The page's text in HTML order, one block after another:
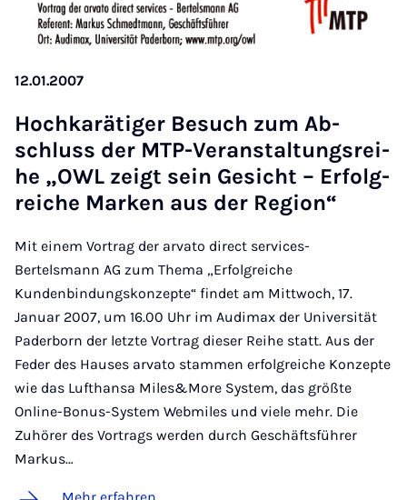
12.01.2007
Hoch­ka­rä­ti­ger Be­such zum Ab­
schluss der MTP-Ver­an­stal­tungs­rei­
he „OWL zeigt sein Ge­sicht – Er­folg­
rei­che Mar­ken aus der Re­gi­on“
Mit einem Vortrag der arvato direct services-
Bertelsmann AG zum Thema „Erfolgreiche
Kundenbindungskonzepte“ findet am Mittwoch, 17.
Januar 2007, um 16.00 Uhr im Audimax der Universität
Paderborn der letzte Vortrag dieser Reihe statt. Aus der
Feder des Hauses arvato stammen erfolgreiche Konzepte
wie das Lufthansa Miles&More System, das größte
Online-Bonus-System Webmiles und viele mehr. Die
Zuhörer des Vortrags werden durch Geschäftsführer
Markus…